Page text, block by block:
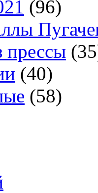
(96)
прессы
(40)
(58)